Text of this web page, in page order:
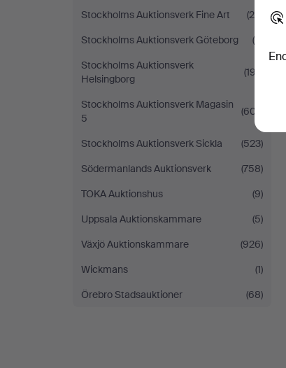
Stockholms Auktionsverk Fine Art
(25)
Stockholms Auktionsverk Göteborg
(8)
Stockholms Auktionsverk
Helsingborg
(197)
Stockholms Auktionsverk Magasin
5
(607)
Stockholms Auktionsverk Sickla
(523)
Södermanlands Auktionsverk
(758)
TOKA Auktionshus
(9)
Uppsala Auktionskammare
(5)
Växjö Auktionskammare
(926)
Wickmans
(1)
Örebro Stadsauktioner
(68)